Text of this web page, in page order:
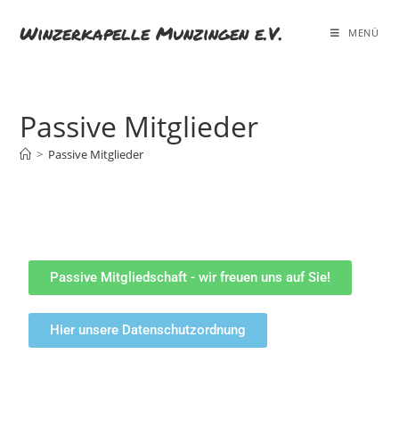
Winzerkapelle Munzingen e.V. MENÜ
Passive Mitglieder
> Passive Mitglieder
Passive Mitgliedschaft - wir freuen uns auf Sie!
Hier unsere Datenschutzordnung